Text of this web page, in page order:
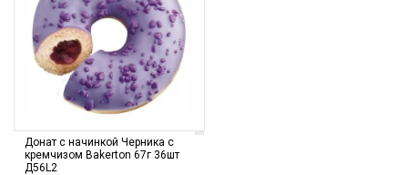
Донат с начинкой Черника с
кремчизом Bakerton 67г 36шт
Д56L2